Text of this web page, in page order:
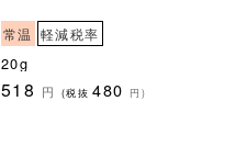
常温 軽減税率
20g
518 円 (税抜480 円)